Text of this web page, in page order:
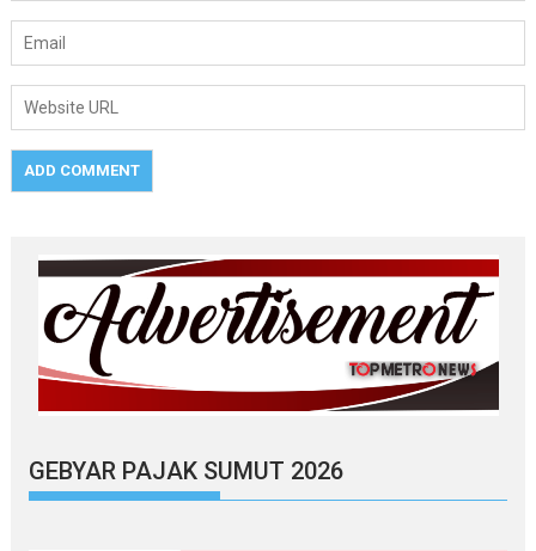
GEBYAR PAJAK SUMUT 2026